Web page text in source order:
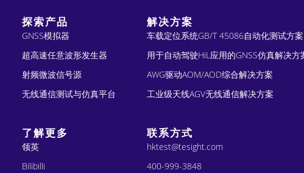
t
探索产品
GNSS模拟器
超高速任意波形发生器
射频微波信号源
无线通信测试与仿真平台
了解更多
领英
Bilibilli
解决方案
车载定位系统GB/T 45086自动化测试方案
用于自动驾驶HiL应用的GNSS仿真解决方
AWG驱动AOM/AOD综合解决方案
工业级天线AGV无线通信解决方案
联系方式
hktest@tesight.com
400-999-3848